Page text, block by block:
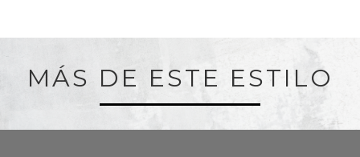
MÁS DE ESTE ESTILO